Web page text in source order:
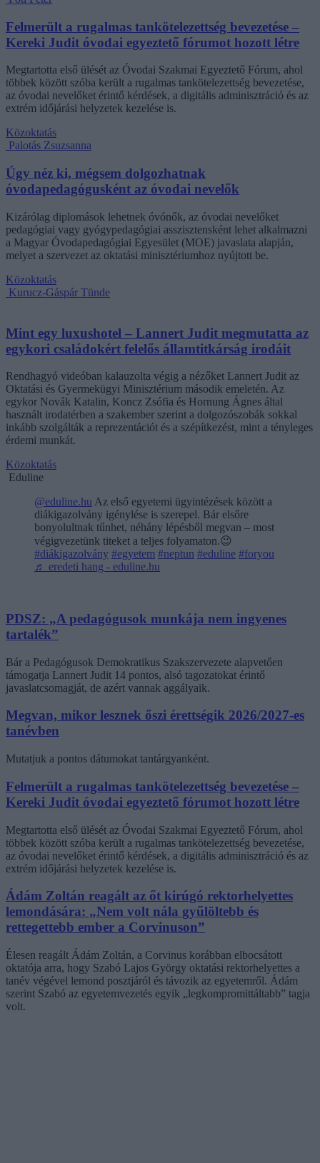
Felmerült a rugalmas tankötelezettség bevezetése –
Kereki Judit óvodai egyeztető fórumot hozott létre
Megtartotta első ülését az Óvodai Szakmai Egyeztető Fórum, ahol
többek között szóba került a rugalmas tankötelezettség bevezetése,
az óvodai nevelőket érintő kérdések, a digitális adminisztráció és az
extrém időjárási helyzetek kezelése is.
Közoktatás
Palotás Zsuzsanna
Úgy néz ki, mégsem dolgozhatnak
óvodapedagógusként az óvodai nevelők
Kizárólag diplomások lehetnek óvónők, az óvodai nevelőket
pedagógiai vagy gyógypedagógiai asszisztensként lehet alkalmazni
a Magyar Óvodapedagógiai Egyesület (MOE) javaslata alapján,
melyet a szervezet az oktatási minisztériumhoz nyújtott be.
Közoktatás
Kurucz-Gáspár Tünde
Mint egy luxushotel – Lannert Judit megmutatta az
egykori családokért felelős államtitkárság irodáit
Rendhagyó videóban kalauzolta végig a nézőket Lannert Judit az
Oktatási és Gyermekügyi Minisztérium második emeletén. Az
egykor Novák Katalin, Koncz Zsófia és Hornung Ágnes által
használt irodatérben a szakember szerint a dolgozószobák sokkal
inkább szolgálták a reprezentációt és a szépítkezést, mint a tényleges
érdemi munkát.
Közoktatás
Eduline
@eduline.hu Az első egyetemi ügyintézések között a
diákigazolvány igénylése is szerepel. Bár elsőre
bonyolultnak tűnhet, néhány lépésből megvan – most
végigvezetünk titeket a teljes folyamaton.😉
#diákigazolvány #egyetem #neptun #eduline #foryou
♬ eredeti hang - eduline.hu
PDSZ: „A pedagógusok munkája nem ingyenes
tartalék”
Bár a Pedagógusok Demokratikus Szakszervezete alapvetően
támogatja Lannert Judit 14 pontos, alsó tagozatokat érintő
javaslatcsomagját, de azért vannak aggályaik.
Megvan, mikor lesznek őszi érettségik 2026/2027-es
tanévben
Mutatjuk a pontos dátumokat tantárgyanként.
Felmerült a rugalmas tankötelezettség bevezetése –
Kereki Judit óvodai egyeztető fórumot hozott létre
Megtartotta első ülését az Óvodai Szakmai Egyeztető Fórum, ahol
többek között szóba került a rugalmas tankötelezettség bevezetése,
az óvodai nevelőket érintő kérdések, a digitális adminisztráció és az
extrém időjárási helyzetek kezelése is.
Ádám Zoltán reagált az őt kirúgó rektorhelyettes
lemondására: „Nem volt nála gyűlöltebb és
rettegettebb ember a Corvinuson”
Élesen reagált Ádám Zoltán, a Corvinus korábban elbocsátott
oktatója arra, hogy Szabó Lajos György oktatási rektorhelyettes a
tanév végével lemond posztjáról és távozik az egyetemről. Ádám
szerint Szabó az egyetemvezetés egyik „legkompromittáltabb” tagja
volt.